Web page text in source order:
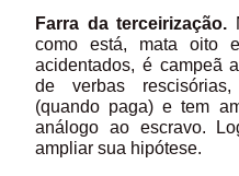
Farra da terceirização.
como está, mata oito
acidentados, é campeã
de verbas
(quando paga) e tem
análogo ao escravo.
ampliar sua hipótese.